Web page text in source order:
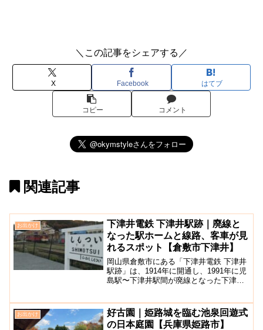
＼この記事をシェアする／
X Facebook はてブ
コピー コメント
関連記事
お出かけ
下津井電鉄 下津井駅跡｜廃線と
なった駅ホームと線路、客車が見
れるスポット【倉敷市下津井】
岡山県倉敷市にある「下津井電鉄 下津井
駅跡」は、1914年に開通し、1991年に児
島駅〜下津井駅間が廃線となった下津井
点となっています。かつての下津井駅
は、四国を結ぶ連...
お出かけ
好古園｜姫路城を臨む池泉回遊式
の日本庭園【兵庫県姫路市】